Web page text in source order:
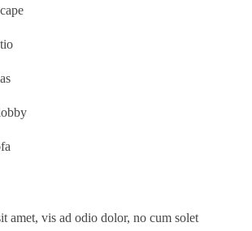
amet, vis ad odio dolor, no cum solet